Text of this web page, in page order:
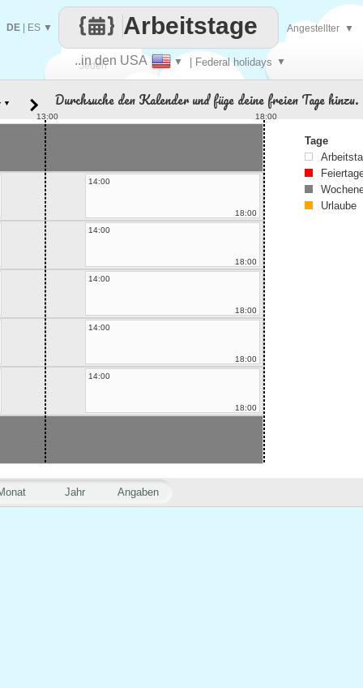
Jeden
..in den USA ▼ | Federal holidays ▼
Arbeitstage
DE ES ▼ Angestellter ▼
Jahr Angaben
▼ Durchsuche den Kalender und füge deine freien Tage hinzu.
13:00 18:00
14:00
18:00
14:00
18:00
14:00
18:00
14:00
18:00
14:00
18:00
Tage
Urlaube